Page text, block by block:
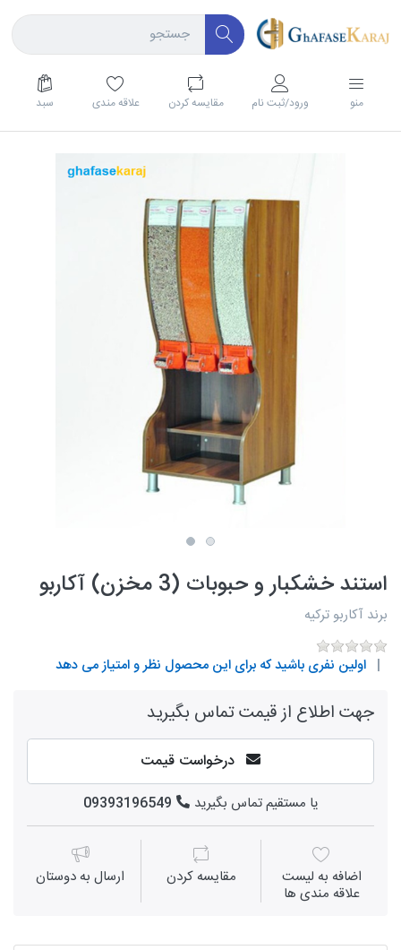
منو ورود/ثبت نام مقايسه كردن علاقه مندی سبد
استند خشکبار و حبوبات (3 مخزن) آکاربو
برند آکاربو ترکیه
اولین نفری باشید که برای این محصول نظر و امتیاز می دهد
جهت اطلاع از قیمت تماس بگیرید
درخواست قیمت
یا مستقیم تماس بگیرید 09393196549
اضافه به لیست
علاقه مندی ها
مقايسه كردن ارسال به دوستان